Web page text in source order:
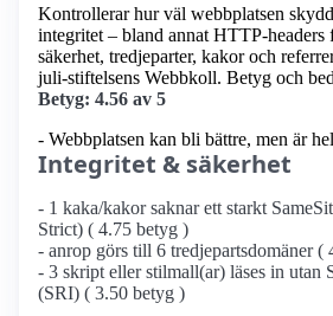
Kontrollerar hur väl webbplatsen
integritet – bland annat HTTP-headers
säkerhet, tredjeparter, kakor och
juli-stiftelsens Webbkoll. Betyg och
Betyg: 4.56 av 5
- Webbplatsen kan bli bättre, men är
Integritet & säkerhet
- 1 kaka/kakor saknar ett starkt
Strict) ( 4.75 betyg )
- anrop görs till 6 tredjepartsdomäner (
- 3 skript eller stilmall(ar) läses in utan
(SRI) ( 3.50 betyg )